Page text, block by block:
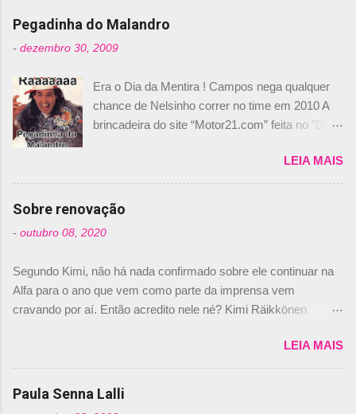
Pegadinha do Malandro
- dezembro 30, 2009
Era o Dia da Mentira ! Campos nega qualquer
chance de Nelsinho correr no time em 2010 A
brincadeira do site “Motor21.com” feita no "Día
de abril –, afirmando que Nelson Piquet havia
comprado 15% das ações da Campos, dando,
com isso, um lugar no time a Nelsinho Piquet,
foi esclarecida de uma vez por todas por
Daniele Audetto, diretor da escuderia. O
não será o companheiro de Bruno Senna em
2010. "Na verdade, nós recebemos uma oferta
de Piquet", admitiu Audetto. “Mas depois de ter
Nelson Piquet. “Ele é um bom piloto, rápido e
LEIA MAIS
Sobre renovação
- outubro 08, 2020
Segundo Kimi, não há nada confirmado sobre ele continuar na
Alfa para o ano que vem como parte da imprensa vem
cravando por aí. Então acredito nele né? Kimi Räikkönen
truth but I’ve never had an option in my contract so that’s
should, pretty much, tell you that it’s not true." #Kimi7 #EifelGP
#AlfaRomeoRacing pic.twitter.com/77EDVn39Ia — Kimi
LEIA MAIS
Paula Senna Lalli